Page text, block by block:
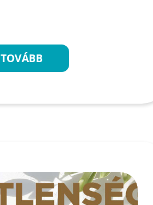
TOVÁBB